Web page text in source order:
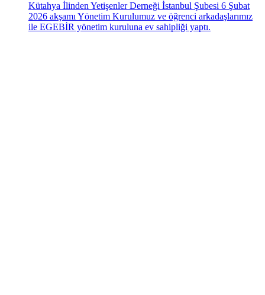
Kütahya İlinden Yetişenler Derneği İstanbul Şubesi 6 Şubat
2026 akşamı Yönetim Kurulumuz ve öğrenci arkadaşlarımız
ile EGEBİR yönetim kuruluna ev sahipliği yaptı.